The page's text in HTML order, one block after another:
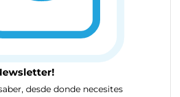
desde donde necesites